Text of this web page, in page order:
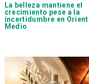
La belleza mantiene el
crecimiento pese a la
incertidumbre en
Medio